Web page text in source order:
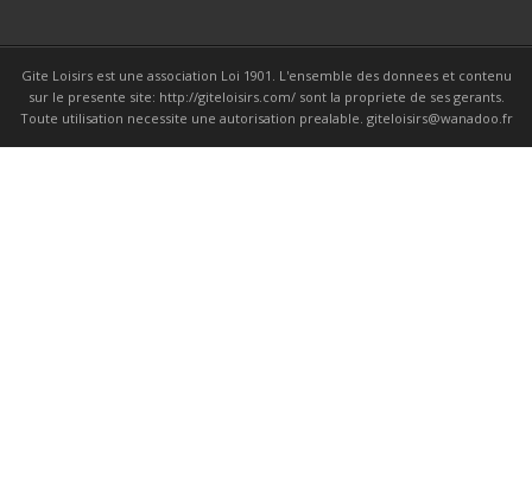
Gite Loisirs est une association Loi 1901. L'ensemble des donnees et contenu
sur le presente site: http://giteloisirs.com/ sont la propriete de ses gerants.
Toute utilisation necessite une autorisation prealable. giteloisirs@wanadoo.fr